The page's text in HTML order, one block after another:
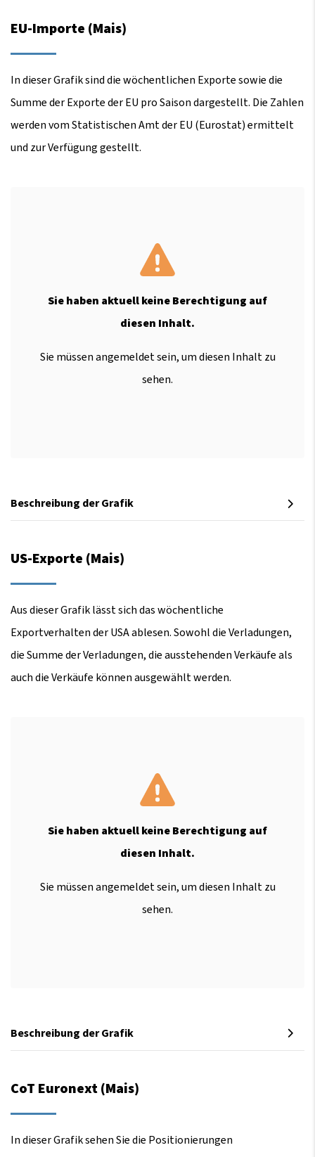
EU-Importe (Mais)
In dieser Grafik sind die wöchentlichen Exporte sowie die
Summe der Exporte der EU pro Saison dargestellt. Die Zahlen
werden vom Statistischen Amt der EU (Eurostat) ermittelt
und zur Verfügung gestellt.
Sie haben aktuell keine Berechtigung auf
diesen Inhalt.
Sie müssen angemeldet sein, um diesen Inhalt zu
sehen.
Beschreibung der Grafik
US-Exporte (Mais)
Aus dieser Grafik lässt sich das wöchentliche
Exportverhalten der USA ablesen. Sowohl die Verladungen,
die Summe der Verladungen, die ausstehenden Verkäufe als
auch die Verkäufe können ausgewählt werden.
Sie haben aktuell keine Berechtigung auf
diesen Inhalt.
Sie müssen angemeldet sein, um diesen Inhalt zu
sehen.
Beschreibung der Grafik
CoT Euronext (Mais)
In dieser Grafik sehen Sie die Positionierungen